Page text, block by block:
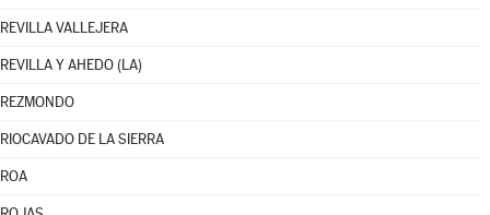
REVILLA VALLEJERA
REVILLA Y AHEDO (LA)
REZMONDO
RIOCAVADO DE LA SIERRA
ROA